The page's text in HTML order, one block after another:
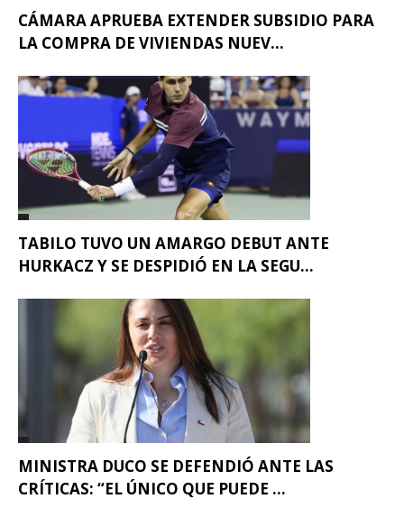
CÁMARA APRUEBA EXTENDER SUBSIDIO PARA
LA COMPRA DE VIVIENDAS NUEV...
TABILO TUVO UN AMARGO DEBUT ANTE
HURKACZ Y SE DESPIDIÓ EN LA SEGU...
MINISTRA DUCO SE DEFENDIÓ ANTE LAS
CRÍTICAS: “EL ÚNICO QUE PUEDE ...